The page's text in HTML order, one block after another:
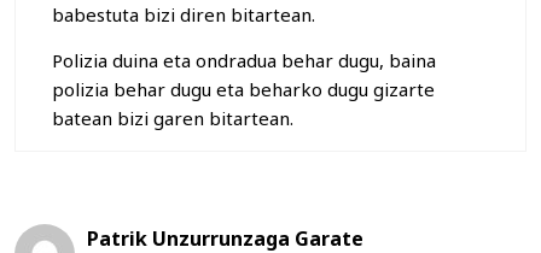
babestuta bizi diren bitartean.
Polizia duina eta ondradua behar dugu, baina
polizia behar dugu eta beharko dugu gizarte
batean bizi garen bitartean.
Patrik Unzurrunzaga Garate